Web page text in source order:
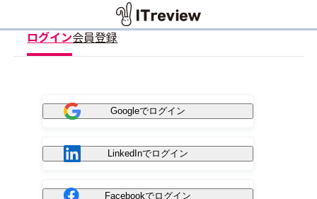
ログイン会員登録
Googleでログイン
LinkedInでログイン
Facebookでログイン